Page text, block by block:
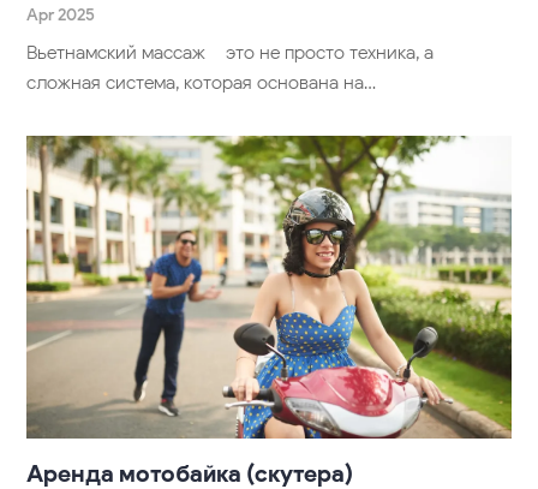
Apr 2025
Вьетнамский массаж – это не просто техника, а
сложная система, которая основана на…
Аренда мотобайка (скутера)